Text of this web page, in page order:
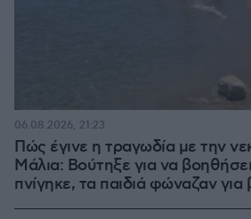
Πώς έγινε η τραγωδία με την
Μάλια: Βούτηξε για να
πνίγηκε, τα παιδιά φώναζαν για
06.08.2026, 21:23